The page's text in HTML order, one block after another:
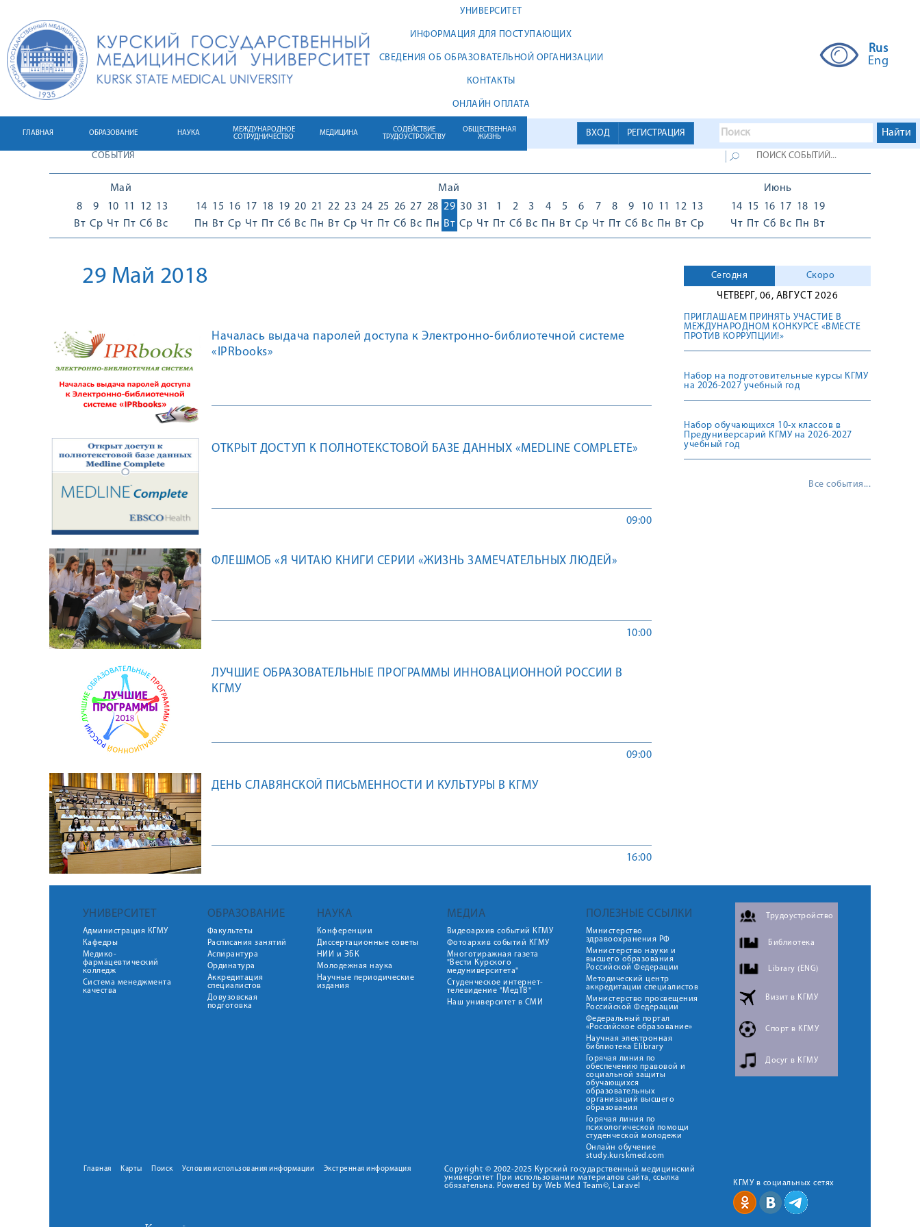
УНИВЕРСИТЕТ
ИНФОРМАЦИЯ ДЛЯ ПОСТУПАЮЩИХ
СВЕДЕНИЯ ОБ ОБРАЗОВАТЕЛЬНОЙ ОРГАНИЗАЦИИ
КОНТАКТЫ
ОНЛАЙН ОПЛАТА
Rus
Eng
ВХОД РЕГИСТРАЦИЯ
ГЛАВНАЯ ОБРАЗОВАНИЕ НАУКА
МЕЖДУНАРОДНОЕ
СОТРУДНИЧЕСТВО
МЕДИЦИНА
СОДЕЙСТВИЕ
ТРУДОУСТРОЙСТВУ
ОБЩЕСТВЕННАЯ
ЖИЗНЬ
СОБЫТИЯ
Май
8
Вт
9
Ср
10
Чт
11
Пт
12
Сб
13
Вс
Май
14
Пн
15
Вт
16
Ср
17
Чт
18
Пт
19
Сб
20
Вс
21
Пн
22
Вт
23
Ср
24
Чт
25
Пт
26
Сб
27
Вс
28
Пн
29
Вт
30
Ср
31
Чт
1
Пт
2
Сб
3
Вс
4
Пн
5
Вт
6
Ср
7
Чт
8
Пт
9
Сб
10
Вс
11
Пн
12
Вт
13
Ср
Июнь
14
Чт
15
Пт
16
Сб
17
Вс
18
Пн
19
Вт
29 Май 2018
Началась выдача паролей доступа к Электронно-библиотечной системе
«IPRbooks»
ОТКРЫТ ДОСТУП К ПОЛНОТЕКСТОВОЙ БАЗЕ ДАННЫХ «MEDLINE COMPLETE»
09:00
ФЛЕШМОБ «Я ЧИТАЮ КНИГИ СЕРИИ «ЖИЗНЬ ЗАМЕЧАТЕЛЬНЫХ ЛЮДЕЙ»
10:00
ЛУЧШИЕ ОБРАЗОВАТЕЛЬНЫЕ ПРОГРАММЫ ИННОВАЦИОННОЙ РОССИИ В
КГМУ
09:00
ДЕНЬ СЛАВЯНСКОЙ ПИСЬМЕННОСТИ И КУЛЬТУРЫ В КГМУ
16:00
Сегодня
Скоро
ЧЕТВЕРГ, 06, АВГУСТ 2026
ПРИГЛАШАЕМ ПРИНЯТЬ УЧАСТИЕ В
МЕЖДУНАРОДНОМ КОНКУРСЕ «ВМЕСТЕ
ПРОТИВ КОРРУПЦИИ!»
Набор на подготовительные курсы КГМУ
на 2026-2027 учебный год
Набор обучающихся 10-х классов в
Предуниверсарий КГМУ на 2026-2027
учебный год
Все события...
УНИВЕРСИТЕТ
Администрация КГМУ
Кафедры
Медико-
фармацевтический
колледж
Система менеджмента
качества
ОБРАЗОВАНИЕ
Факультеты
Расписания занятий
Аспирантура
Ординатура
Аккредитация
специалистов
Довузовская
подготовка
НАУКА
Конференции
Диссертационные советы
НИИ и ЭБК
Молодежная наука
Научные периодические
издания
МЕДИА
Видеоархив событий КГМУ
Фотоархив событий КГМУ
Многотиражная газета
"Вести Курского
медуниверситета"
Студенческое интернет-
телевидение "МедТВ"
Наш университет в СМИ
ПОЛЕЗНЫЕ ССЫЛКИ
Министерство
здравоохранения РФ
Министерство науки и
высшего образования
Российской Федерации
Методический центр
аккредитации специалистов
Министерство просвещения
Российской Федерации
Федеральный портал
«Российское образование»
Научная электронная
библиотека Elibrary
Горячая линия по
обеспечению правовой и
социальной защиты
обучающихся
образовательных
организаций высшего
образования
Горячая линия по
психологической помощи
студенческой молодежи
Онлайн обучение
study.kurskmed.com
Трудоустройство
Библиотека
Library (ENG)
Визит в КГМУ
Спорт в КГМУ
Досуг в КГМУ
Главная Карты Поиск Условия использования информации Экстренная информация
Copyright © 2002-2025 Курский государственный медицинский
университет При использовании материалов сайта, ссылка
обязательна. Powered by Web Med Team©, Laravel
КГМУ в социальных сетях